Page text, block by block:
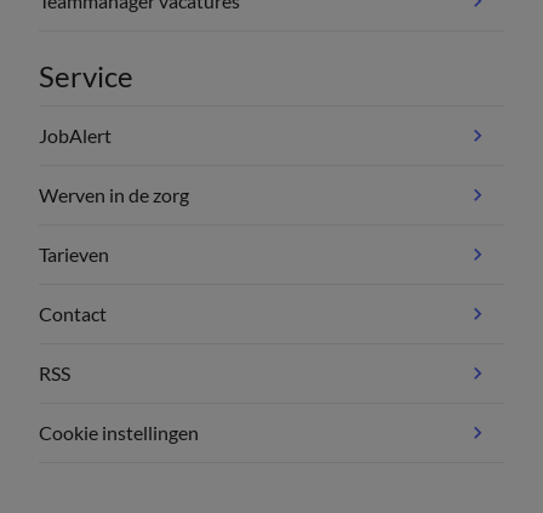
Service
JobAlert
Werven in de zorg
Tarieven
Contact
RSS
Cookie instellingen